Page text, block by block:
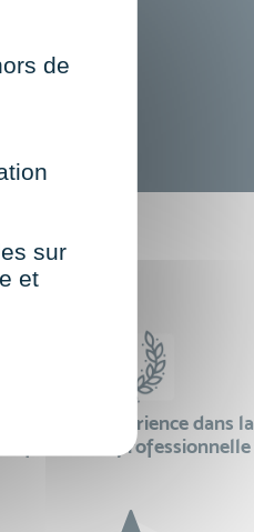
24 ans d'expérience dans la
formation professionnelle
de
sur
et